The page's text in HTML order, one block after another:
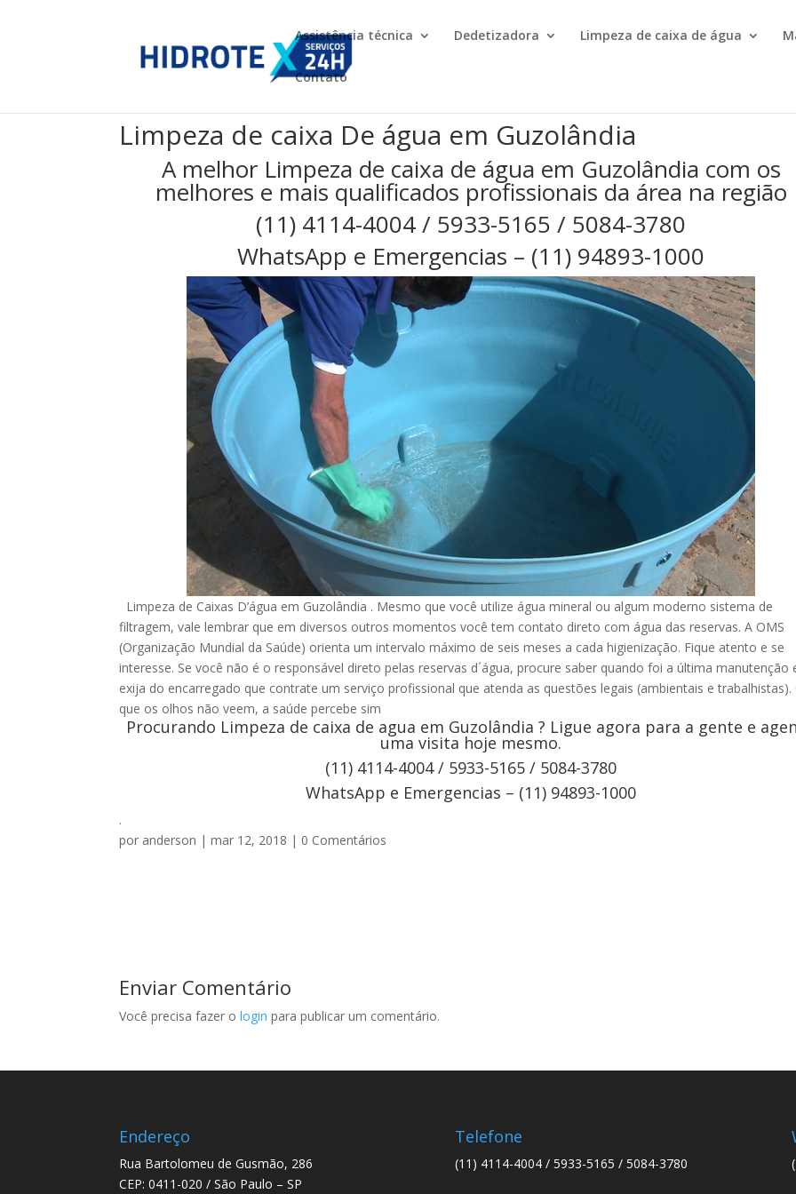
Assistência técnica Dedetizadora Limpeza de caixa de água
Contato
Limpeza de caixa De água em Guzolândia
A melhor Limpeza de caixa de água em Guzolândia com os
melhores e mais qualificados profissionais da área na região
(11) 4114-4004 / 5933-5165 / 5084-3780
WhatsApp e Emergencias – (11) 94893-1000
Limpeza de Caixas D’água em Guzolândia . Mesmo que você utilize água mineral ou algum moderno sistema de
filtragem, vale lembrar que em diversos outros momentos você tem contato direto com água das reservas. A OMS
(Organização Mundial da Saúde) orienta um intervalo máximo de seis meses a cada higienização. Fique atento e se
interesse. Se você não é o responsável direto pelas reservas d´água, procure saber quando foi a última manutenção
exija do encarregado que contrate um serviço profissional que atenda as questões legais (ambientais e trabalhistas).
que os olhos não veem, a saúde percebe sim
Procurando Limpeza de caixa de agua em Guzolândia ? Ligue agora para a gente e
uma visita hoje mesmo.
(11) 4114-4004 / 5933-5165 / 5084-3780
WhatsApp e Emergencias – (11) 94893-1000
.
por anderson |mar 12, 2018 | 0 Comentários
Enviar Comentário
Você precisa fazer ologin para publicar um comentário.
Endereço
Rua Bartolomeu de Gusmão, 286
CEP: 0411-020 / São Paulo – SP
Telefone
(11) 4114-4004 / 5933-5165 / 5084-3780